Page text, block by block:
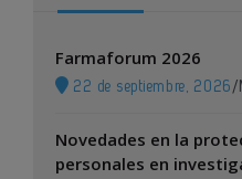
Farmaforum 2026
22 de septiembre, 2026 /
Novedades en la
personales en